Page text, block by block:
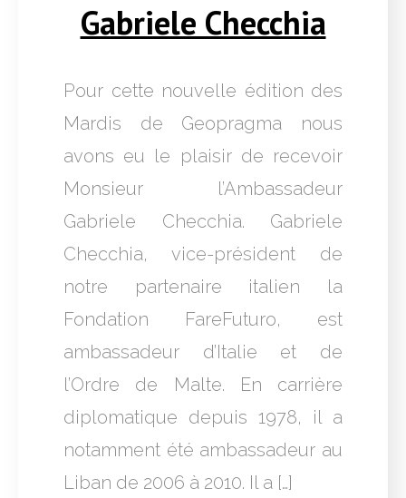
Gabriele Checchia
Pour cette nouvelle édition des
Mardis de Geopragma nous
avons eu le plaisir de recevoir
Monsieur l’Ambassadeur
Gabriele Checchia. Gabriele
Checchia, vice-président de
notre partenaire italien la
Fondation FareFuturo, est
ambassadeur d’Italie et de
l’Ordre de Malte. En carrière
diplomatique depuis 1978, il a
notamment été ambassadeur au
Liban de 2006 à 2010. Il a […]